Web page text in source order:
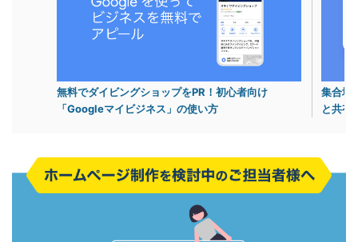
無料でダイビングショップをPR！初心者向け
「Googleマイビジネス」の使い方
集合場
と共有